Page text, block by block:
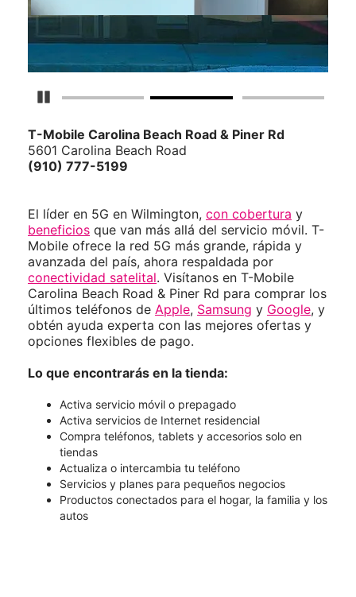
Detener carrusel
T-Mobile Carolina Beach Road & Piner Rd
5601 Carolina Beach Road
(910) 777-5199
El líder en 5G en Wilmington, con cobertura y
beneficios que van más allá del servicio móvil. T-
Mobile ofrece la red 5G más grande, rápida y
avanzada del país, ahora respaldada por
conectividad satelital. Visítanos en T-Mobile
Carolina Beach Road & Piner Rd para comprar los
últimos teléfonos de Apple, Samsung y Google, y
obtén ayuda experta con las mejores ofertas y
opciones flexibles de pago.
Lo que encontrarás en la tienda:
Activa servicio móvil o prepagado
Activa servicios de Internet residencial
Compra teléfonos, tablets y accesorios solo en
tiendas
Actualiza o intercambia tu teléfono
Servicios y planes para pequeños negocios
Productos conectados para el hogar, la familia y los
autos